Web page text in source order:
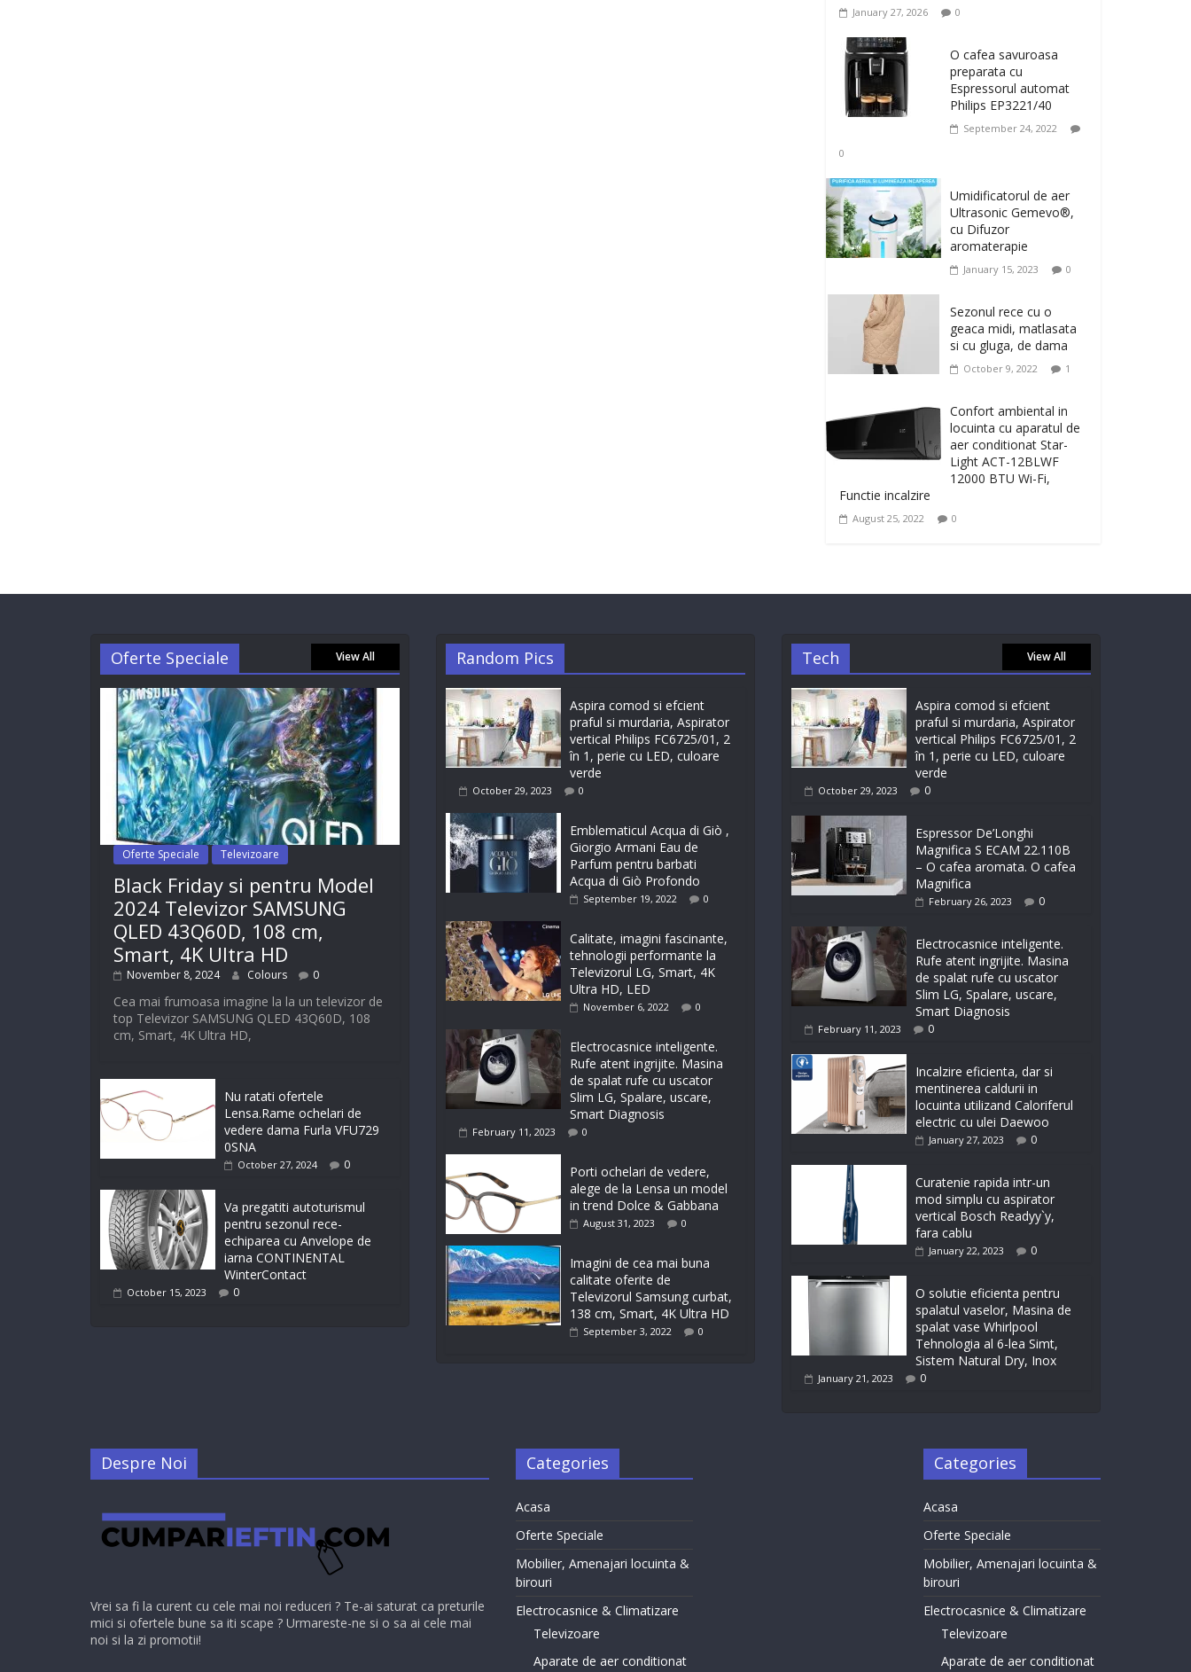
January 27, 2026 0
O cafea savuroasa
preparata cu
Espressorul automat
Philips EP3221/40
September 24, 2022
0
Umidificatorul de aer
Ultrasonic Gemevo®,
cu Difuzor
aromaterapie
January 15, 2023 0
Sezonul rece cu o
geaca midi, matlasata
si cu gluga, de dama
October 9, 2022 1
Confort ambiental in
locuinta cu aparatul de
aer conditionat Star-
Light ACT-12BLWF
12000 BTU Wi-Fi,
Functie incalzire
August 25, 2022 0
Oferte Speciale View All
Oferte Speciale Televizoare
Black Friday si pentru Model
2024 Televizor SAMSUNG
QLED 43Q60D, 108 cm,
Smart, 4K Ultra HD
November 8, 2024 Colours 0
Cea mai frumoasa imagine la la un televizor de
top Televizor SAMSUNG QLED 43Q60D, 108
cm, Smart, 4K Ultra HD,
Nu ratati ofertele
Lensa.Rame ochelari de
vedere dama Furla VFU729
0SNA
October 27, 2024 0
Va pregatiti autoturismul
pentru sezonul rece-
echiparea cu Anvelope de
iarna CONTINENTAL
WinterContact
October 15, 2023 0
Random Pics
Aspira comod si efcient
praful si murdaria, Aspirator
vertical Philips FC6725/01, 2
în 1, perie cu LED, culoare
verde
October 29, 2023 0
Emblematicul Acqua di Giò ,
Giorgio Armani Eau de
Parfum pentru barbati
Acqua di Giò Profondo
September 19, 2022 0
Calitate, imagini fascinante,
tehnologii performante la
Televizorul LG, Smart, 4K
Ultra HD, LED
November 6, 2022 0
Electrocasnice inteligente.
Rufe atent ingrijite. Masina
de spalat rufe cu uscator
Slim LG, Spalare, uscare,
Smart Diagnosis
February 11, 2023 0
Porti ochelari de vedere,
alege de la Lensa un model
in trend Dolce & Gabbana
August 31, 2023 0
Imagini de cea mai buna
calitate oferite de
Televizorul Samsung curbat,
138 cm, Smart, 4K Ultra HD
September 3, 2022 0
Tech View All
Aspira comod si efcient
praful si murdaria, Aspirator
vertical Philips FC6725/01, 2
în 1, perie cu LED, culoare
verde
October 29, 2023 0
Espressor De’Longhi
Magnifica S ECAM 22.110B
– O cafea aromata. O cafea
Magnifica
February 26, 2023 0
Electrocasnice inteligente.
Rufe atent ingrijite. Masina
de spalat rufe cu uscator
Slim LG, Spalare, uscare,
Smart Diagnosis
February 11, 2023 0
Incalzire eficienta, dar si
mentinerea caldurii in
locuinta utilizand Caloriferul
electric cu ulei Daewoo
January 27, 2023 0
Curatenie rapida intr-un
mod simplu cu aspirator
vertical Bosch Readyy`y,
fara cablu
January 22, 2023 0
O solutie eficienta pentru
spalatul vaselor, Masina de
spalat vase Whirlpool
Tehnologia al 6-lea Simt,
Sistem Natural Dry, Inox
January 21, 2023 0
Despre Noi
Vrei sa fi la curent cu cele mai noi reduceri ? Te-ai saturat ca preturile
mici si ofertele bune sa iti scape ? Urmareste-ne si o sa ai cele mai
noi si la zi promotii!
Categories
Acasa
Oferte Speciale
Mobilier, Amenajari locuinta &
birouri
Electrocasnice & Climatizare
Televizoare
Aparate de aer conditionat
Categories
Acasa
Oferte Speciale
Mobilier, Amenajari locuinta &
birouri
Electrocasnice & Climatizare
Televizoare
Aparate de aer conditionat